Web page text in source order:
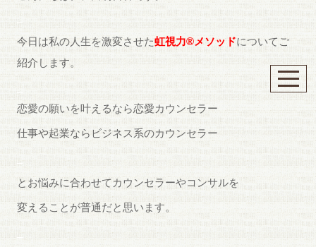
今日は私の人生を激変させた虹視力®メソッドについてご
紹介します。
恋愛の願いを叶えるなら恋愛カウンセラー
仕事や起業ならビジネス系のカウンセラー
_
とお悩みに合わせてカウンセラーやコンサルを
変えることが普通だと思います。
_